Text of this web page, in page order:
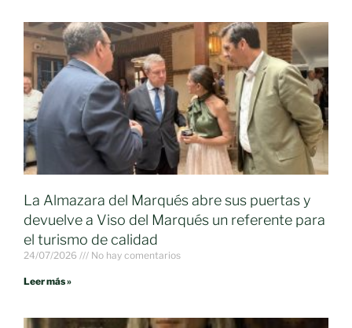
La Almazara del Marqués abre sus puertas y
devuelve a Viso del Marqués un referente para
el turismo de calidad
24/07/2026 No hay comentarios
Leer más »